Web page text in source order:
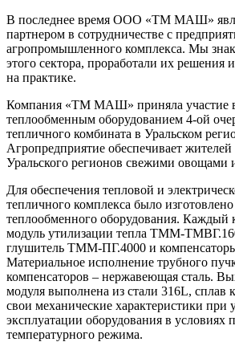
В последнее время ООО «ТМ МАШ»
партнером в сотрудничестве с
агропромышленного комплекса. Мы
этого сектора, проработали их
на практике.
Компания «ТМ МАШ» приняла участие
теплообменным оборудованием 4-ой
тепличного комбината в Уральском
Агропредприятие обеспечивает
Уральского регионов свежими овощами
Для обеспечения тепловой и
тепличного комплекса было
теплообменного оборудования. Каждый
модуль утилизации тепла ТММ-
глушитель ТММ-ПГ.4000 и
Материальное исполнение трубного
компенсаторов – нержавеющая сталь.
модуля выполнена из стали 316L, сплав
свои механические характеристики при
эксплуатации оборудования в условиях
температурного режима.